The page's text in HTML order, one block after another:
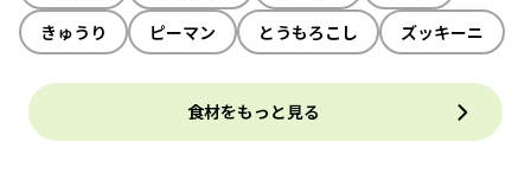
きゅうり
ピーマン とうもろこし ズッキーニ
食材をもっと見る